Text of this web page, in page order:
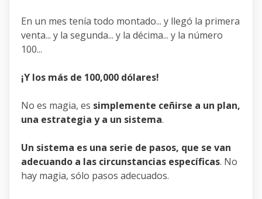
En un mes tenía todo montado... y llegó la primera
venta... y la segunda... y la décima... y la número
100...
¡Y los más de 100,000 dólares!
No es magia, es simplemente ceñirse a un plan,
una estrategia y a un sistema.
Un sistema es una serie de pasos, que se van
adecuando a las circunstancias específicas. No
hay magia, sólo pasos adecuados.